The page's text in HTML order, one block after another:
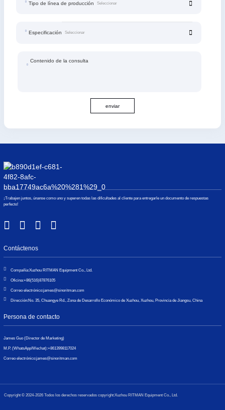
Tipo de línea de producción
Especificación
Contenido de la consulta
enviar
¡Trabajen juntos, únanse como uno y superen todas las dificultades al cliente para entregarle un documento de respuestas
perfecto!
Contáctenos
Compañía:Xuzhou RITMAN Equipment Co., Ltd.
Oficina:+86(516)87876105
Correo electrónico:james@sinoritman.com
Dirección:No. 35, Chuangye Rd., Zona de Desarrollo Económico de Xuzhou, Xuzhou, Provincia de Jiangsu, China
Persona de contacto
James Guo (Director de Marketing)
M.P. (WhatsApp/Wechat):+8613998117024
Correo electrónico:james@sinoritman.com
Copyright © 2024-2026 Todos los derechos reservados copyright:Xuzhou RITMAN Equipment Co., Ltd.